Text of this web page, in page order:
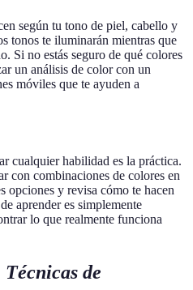
según tu tono de piel, cabello y
tonos te iluminarán mientras que
Si no estás seguro de qué colores
un análisis de color con un
móviles que te ayuden a
cualquier habilidad es la práctica.
con combinaciones de colores en
opciones y revisa cómo te hacen
aprender es simplemente
lo que realmente funciona
Técnicas de